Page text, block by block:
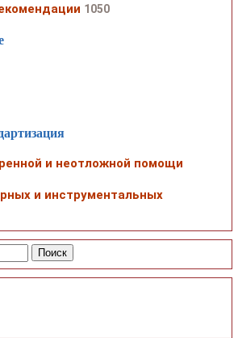
1050
и неотложной помощи
и инструментальных